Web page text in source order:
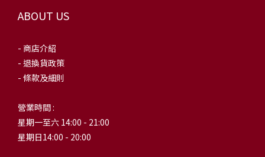
ABOUT US
- 商店介紹
- 退換貨政策
- 條款及細則
營業時間 :
星期一至六 14:00 - 21:00
星期日14:00 - 20:00